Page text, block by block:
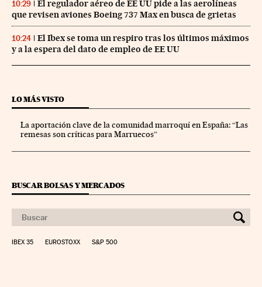
10:29
El regulador aéreo de EE UU pide a las aerolíneas
que revisen aviones Boeing 737 Max en busca de grietas
10:24
El Ibex se toma un respiro tras los últimos máximos
y a la espera del dato de empleo de EE UU
LO MÁS VISTO
La aportación clave de la comunidad marroquí en España: “Las
remesas son críticas para Marruecos”
BUSCAR BOLSAS Y MERCADOS
IBEX 35 EUROSTOXX S&P 500